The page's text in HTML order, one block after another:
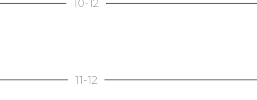
10-12
11-12